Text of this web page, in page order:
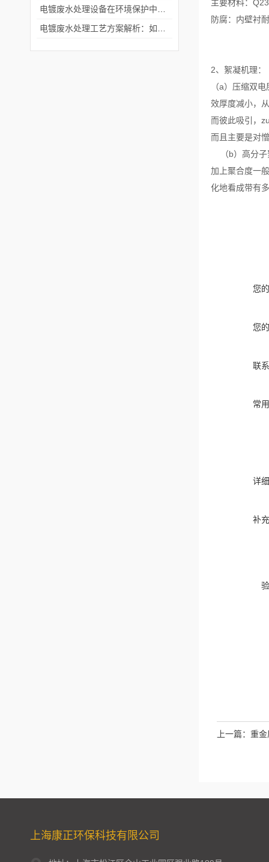
主要材料：
防腐：内壁衬
2、 絮凝机理：
（a）压缩双
效厚度减小，
而彼此吸引，
而且主要是对
（b）高分子
加上聚合度一
化地看成带有
您
您
联
常
详
补
上一篇： 重金
上海康正环保科技有限公司